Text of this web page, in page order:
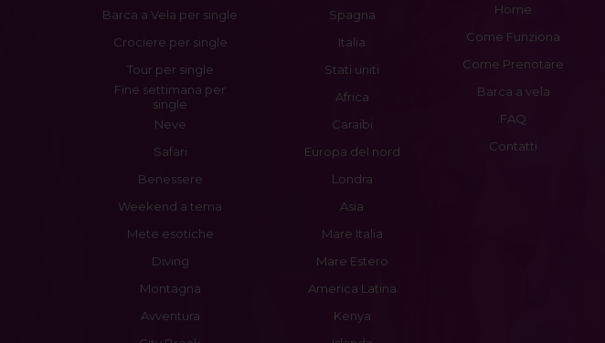
Barca a Vela per single
Crociere per single
Tour per single
Fine settimana per
single
Neve
Safari
Benessere
Weekend a tema
Mete esotiche
Diving
Montagna
Avventura
Spagna
Italia
Stati uniti
Africa
Caraibi
Europa del nord
Londra
Asia
Mare Italia
Mare Estero
America Latina
Kenya
Home
Come Funziona
Come Prenotare
Barca a vela
FAQ
Contatti